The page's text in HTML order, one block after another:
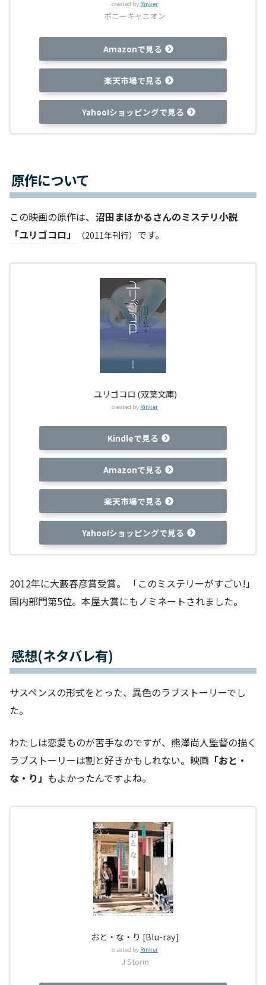
created by Rinker
ポニーキャニオン
Amazonで見る
楽天市場で見る
Yahoo!ショッピングで見る
原作について
この映画の原作は、 沼田まほかるさんのミステリ小説
「ユリゴコロ」
（2011年刊行） です。
ユリゴコロ (双葉文庫)
created by Rinker
Kindleで見る
Amazonで見る
楽天市場で見る
Yahoo!ショッピングで見る
2012年に大藪春彦賞受賞。 「このミステリーがすごい!」
国内部門第5位。本屋大賞にもノミネートされました。
感想(ネタバレ有)
サスペンスの形式をとった、異色のラブストーリーでし
た。
わたしは恋愛ものが苦手なのですが、熊澤尚人監督の描く
ラブストーリーは割と好きかもしれない。映画 「おと・
な・り」 もよかったんですよね。
おと・な・り [Blu-ray]
created by Rinker
J Storm